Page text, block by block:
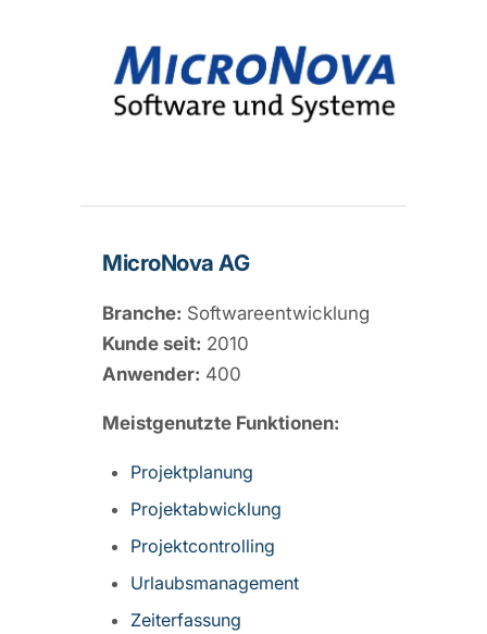
MicroNova AG
Branche: Softwareentwicklung
Kunde seit: 2010
Anwender: 400
Meistgenutzte Funktionen:
Projektplanung
Projektabwicklung
Projektcontrolling
Urlaubsmanagement
Zeiterfassung